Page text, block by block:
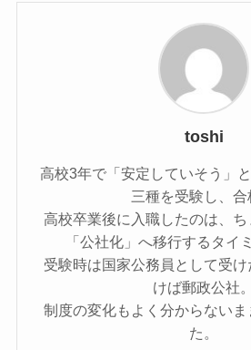
toshi
高校3年で「安定していそう」
三種を受験し、合
高校卒業後に入職したのは、
「公社化」へ移行するタイ
受験時は国家公務員として受
けば郵政公社。
制度の変化もよく分からないま
た。